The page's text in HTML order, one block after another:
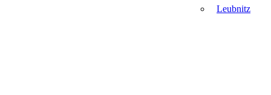
Leubnitz